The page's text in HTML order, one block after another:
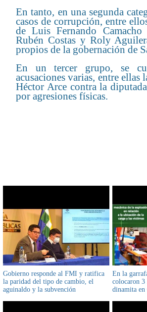
En tanto, en una segunda
casos de corrupción, entre
de Luis Fernando
Rubén Costas y Roly
propios de la gobernación de
En un tercer grupo, se
acusaciones varias, entre ellas
Héctor Arce contra la
por agresiones físicas.
Gobierno responde al FMI y ratifica
la paridad del tipo de cambio, el
aguinaldo y la subvención
En la
colocaron
dinamita